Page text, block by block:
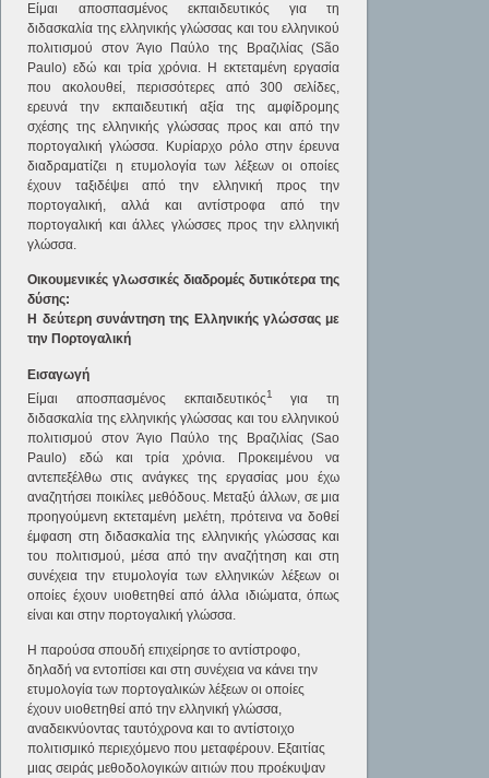
Είμαι αποσπασμένος εκπαιδευτικός για τη
διδασκαλία της ελληνικής γλώσσας και του ελληνικού
πολιτισμού στον Άγιο Παύλο της Βραζιλίας (São
Paulo) εδώ και τρία χρόνια. Η εκτεταμένη εργασία
που ακολουθεί, περισσότερες από 300 σελίδες,
ερευνά την εκπαιδευτική αξία της αμφίδρομης
σχέσης της ελληνικής γλώσσας προς και από την
πορτογαλική γλώσσα. Κυρίαρχο ρόλο στην έρευνα
διαδραματίζει η ετυμολογία των λέξεων οι οποίες
έχουν ταξιδέψει από την ελληνική προς την
πορτογαλική, αλλά και αντίστροφα από την
πορτογαλική και άλλες γλώσσες προς την ελληνική
γλώσσα.
Οικουμενικές γλωσσικές διαδρομές δυτικότερα της
δύσης:
Η δεύτερη συνάντηση της Ελληνικής γλώσσας με
την Πορτογαλική
Εισαγωγή
Είμαι αποσπασμένος εκπαιδευτικός1
για τη
διδασκαλία της ελληνικής γλώσσας και του ελληνικού
πολιτισμού στον Άγιο Παύλο της Βραζιλίας (Sao
Paulo) εδώ και τρία χρόνια. Προκειμένου να
αντεπεξέλθω στις ανάγκες της εργασίας μου έχω
αναζητήσει ποικίλες μεθόδους. Μεταξύ άλλων, σε μια
προηγούμενη εκτεταμένη μελέτη, πρότεινα να δοθεί
έμφαση στη διδασκαλία της ελληνικής γλώσσας και
του πολιτισμού, μέσα από την αναζήτηση και στη
συνέχεια την ετυμολογία των ελληνικών λέξεων οι
οποίες έχουν υιοθετηθεί από άλλα ιδιώματα, όπως
είναι και στην πορτογαλική γλώσσα.
Η παρούσα σπουδή επιχείρησε το αντίστροφο,
δηλαδή να εντοπίσει και στη συνέχεια να κάνει την
ετυμολογία των πορτογαλικών λέξεων οι οποίες
έχουν υιοθετηθεί από την ελληνική γλώσσα,
αναδεικνύοντας ταυτόχρονα και το αντίστοιχο
πολιτισμικό περιεχόμενο που μεταφέρουν. Εξαιτίας
μιας σειράς μεθοδολογικών αιτιών που προέκυψαν